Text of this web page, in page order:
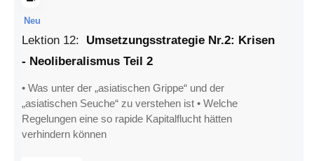
Neu
Lektion 12: Umsetzungsstrategie Nr.2: Krisen
- Neoliberalismus Teil 2
• Was unter der „asiatischen Grippe“ und der
„asiatischen Seuche“ zu verstehen ist • Welche
Regelungen eine so rapide Kapitalflucht hätten
verhindern können